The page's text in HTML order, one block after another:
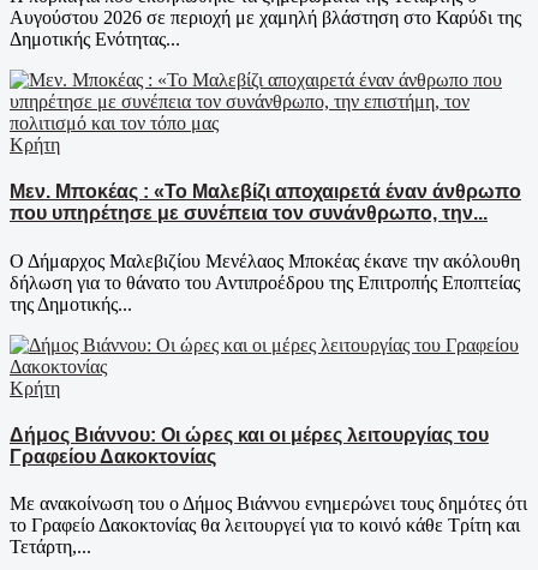
Αυγούστου 2026 σε περιοχή με χαμηλή βλάστηση στο Καρύδι της
Δημοτικής Ενότητας...
Κρήτη
Μεν. Μποκέας : «Το Μαλεβίζι αποχαιρετά έναν άνθρωπο
που υπηρέτησε με συνέπεια τον συνάνθρωπο, την...
Ο Δήμαρχος Μαλεβιζίου Μενέλαος Μποκέας έκανε την ακόλουθη
δήλωση για το θάνατο του Αντιπροέδρου της Επιτροπής Εποπτείας
της Δημοτικής...
Κρήτη
Δήμος Βιάννου: Οι ώρες και οι μέρες λειτουργίας του
Γραφείου Δακοκτονίας
Με ανακοίνωση του ο Δήμος Βιάννου ενημερώνει τους δημότες ότι
το Γραφείο Δακοκτονίας θα λειτουργεί για το κοινό κάθε Τρίτη και
Τετάρτη,...